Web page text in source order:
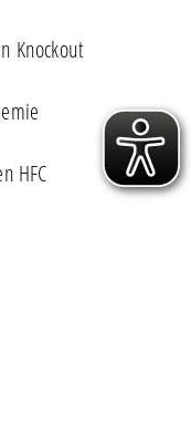
Knockout
HFC